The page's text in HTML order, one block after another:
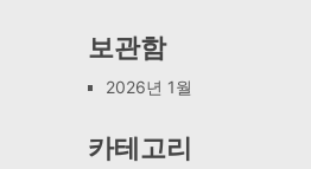
보관함
2026년 1월
카테고리